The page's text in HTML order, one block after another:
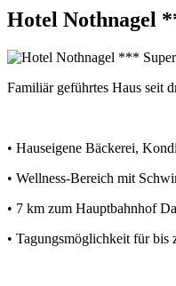
Hotel Nothnagel
Familiär geführtes Haus seit
• Hauseigene Bäckerei,
• Wellness-Bereich mit
• 7 km zum Hauptbahnhof
• Tagungsmöglichkeit für bis